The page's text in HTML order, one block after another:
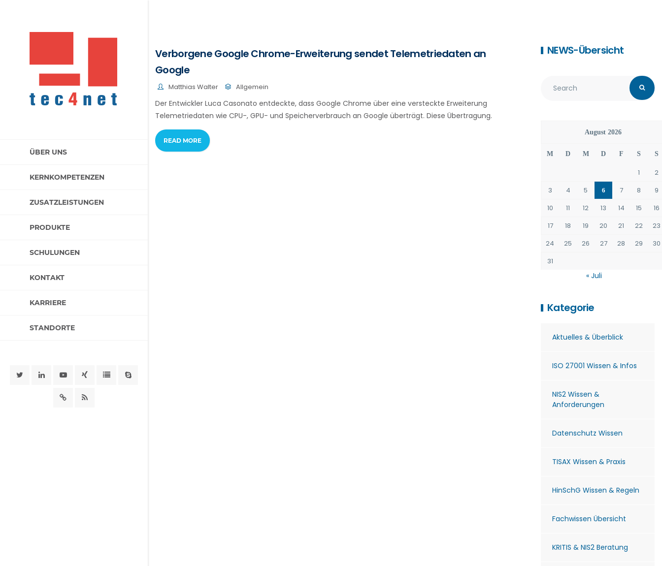
ÜBER UNS
KERNKOMPETENZEN
ZUSATZLEISTUNGEN
PRODUKTE
SCHULUNGEN
KONTAKT
KARRIERE
STANDORTE
Verborgene Google Chrome-Erweiterung sendet Telemetriedaten an
Google
Matthias Walter Allgemein
Der Entwickler Luca Casonato entdeckte, dass Google Chrome über eine versteckte Erweiterung
Telemetriedaten wie CPU-, GPU- und Speicherverbrauch an Google überträgt. Diese Übertragung.
READ MORE
NEWS-Übersicht
August 2026
M D M D F S S
1
2
3
4 5 6 7 8
9
10
11 12 13 14 15
16
17
18 19 20 21 22
23
24
25 26 27 28 29
30
31
« Juli
Kategorie
Aktuelles & Überblick
ISO 27001 Wissen & Infos
NIS2 Wissen &
Anforderungen
Datenschutz Wissen
TISAX Wissen & Praxis
HinSchG Wissen & Regeln
Fachwissen Übersicht
KRITIS & NIS2 Beratung